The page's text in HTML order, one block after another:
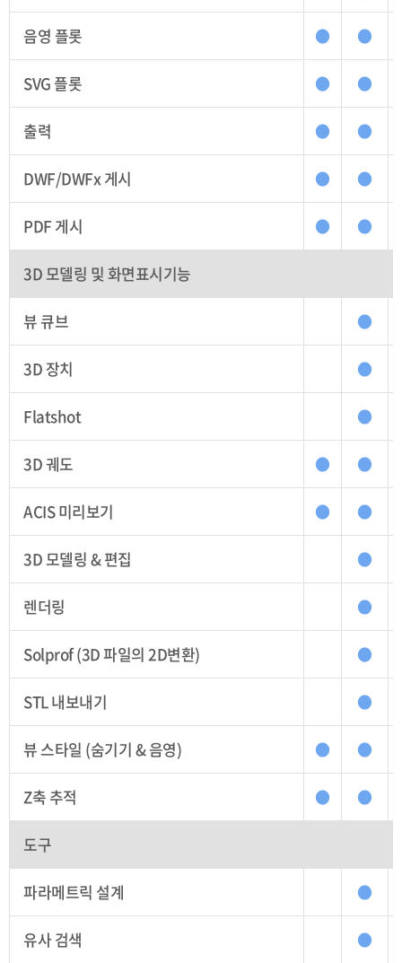
음영 플롯 ● ●
SVG 플롯 ● ●
출력 ● ●
DWF/DWFx 게시 ● ●
PDF 게시 ● ●
3D 모델링 및 화면표시기능
뷰 큐브 ●
3D 장치 ●
Flatshot ●
3D 궤도 ● ●
ACIS 미리보기 ● ●
3D 모델링 & 편집 ●
렌더링 ●
Solprof (3D 파일의 2D변환) ●
STL 내보내기 ●
뷰 스타일 (숨기기 & 음영) ● ●
Z축 추적 ● ●
도구
파라메트릭 설계 ●
유사 검색 ●